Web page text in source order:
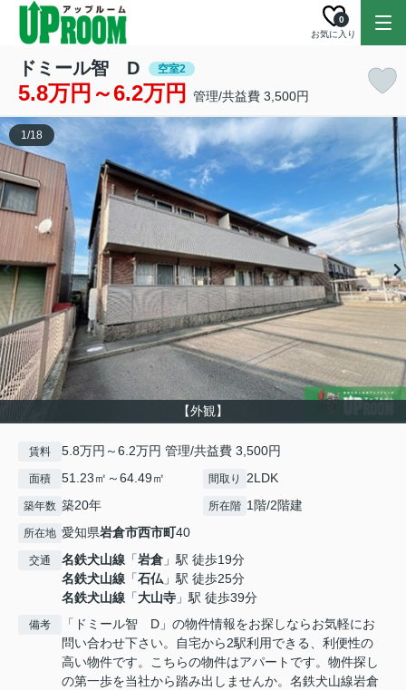
お気に入り
0
ドミール智 D 空室2
5.8万円～6.2万円 管理/共益費 3,500円
【外観】
1/18
賃料 5.8万円～6.2万円 管理/共益費 3,500円
面積 51.23㎡～64.49㎡ 間取り 2LDK
築年数 築20年 所在階 1階/2階建
所在地 愛知県岩倉市西市町40
交通 名鉄犬山線 「岩倉 」駅 徒歩19分
名鉄犬山線 「石仏」駅 徒歩25分
名鉄犬山線 「大山寺 」駅 徒歩39分
備考
「ドミール智 D」の物件情報をお探しならお気軽にお
問い合わせ下さい。自宅から2駅利用できる、利便性の
高い物件です。こちらの物件はアパートです。物件探し
の第一歩を当社から踏み出しませんか。名鉄犬山線岩倉